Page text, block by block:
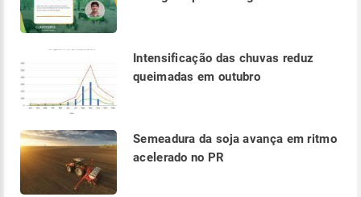
Intensificação das chuvas reduz
queimadas em outubro
Semeadura da soja avança em ritmo
acelerado no PR